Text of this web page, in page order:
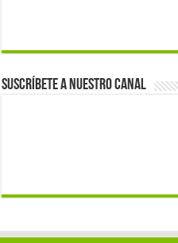
Suscríbete a nuestro canal